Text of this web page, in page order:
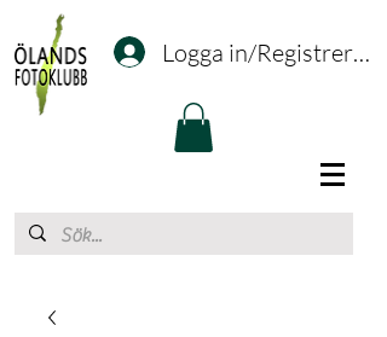
Logga in/Registrering